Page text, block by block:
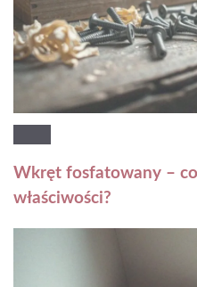
Wkręt fosfatowany –
właściwości?